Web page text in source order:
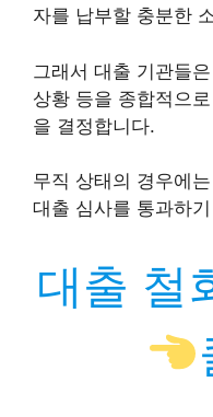
자를 납부할 충분한
그래서 대출 기관들
상황 등을 종합적으
을 결정합니다.
무직 상태의 경우에
대출 심사를 통과하
대출 철